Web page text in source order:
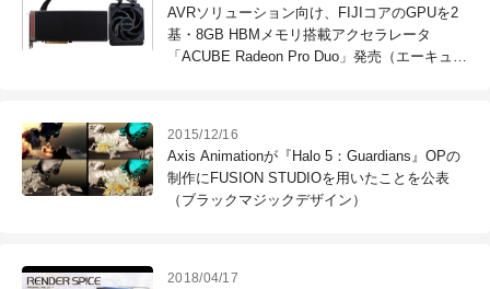
AVRソリューション向け、FIJIコアのGPUを2
基・8GB HBMメモリ搭載アクセラレータ
「ACUBE Radeon Pro Duo」発売（エーキュー
2015/12/16
Axis Animationが『Halo 5：Guardians』OPの
制作にFUSION STUDIOを用いたことを公表
（ブラックマジックデザイン）
2018/04/17